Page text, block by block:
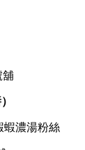
舖
蝦濃湯粉絲